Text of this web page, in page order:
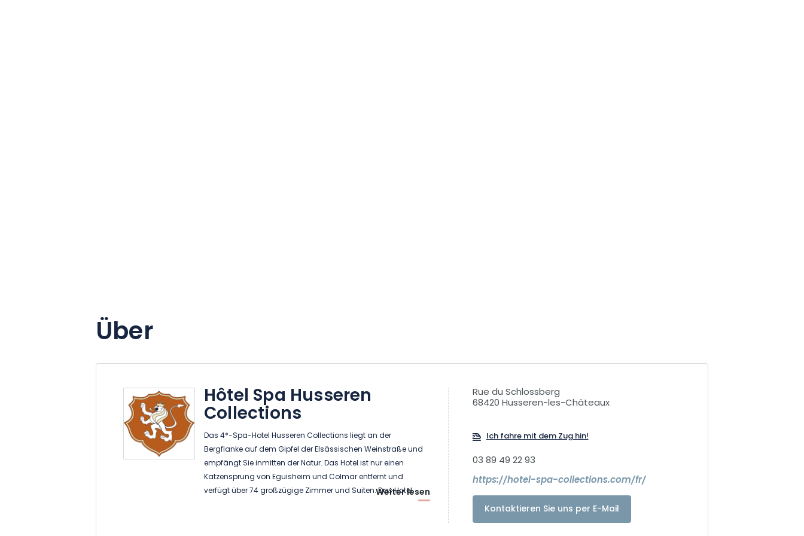
Über
Hôtel Spa Husseren
Collections
Das 4*-Spa-Hotel Husseren Collections liegt an der
Bergflanke auf dem Gipfel der Elsässischen Weinstraße und
empfängt Sie inmitten der Natur. Das Hotel ist nur einen
Katzensprung von Eguisheim und Colmar entfernt und
verfügt über 74 großzügige Zimmer und Suiten. Das Hotel
Weiter lesen
Rue du Schlossberg
68420 Husseren-les-Châteaux
Ich fahre mit dem Zug hin!
03 89 49 22 93
https://hotel-spa-collections.com/fr/
Kontaktieren Sie uns per E-Mail